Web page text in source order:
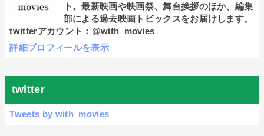
ト。最新映画や映画祭、舞台挨拶のほか、編集
部による過去映画トピックスをお届けします。
twitterアカウント：@with_movies
詳細プロフィールを表示
twitter
Tweets by with_movies